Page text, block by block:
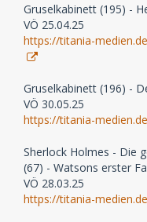
Gruselkabinett (195) -
VÖ 25.04.25
https://titania-
Gruselkabinett (196) -
VÖ 30.05.25
https://titania-
Sherlock Holmes - Die
(67) - Watsons erster
VÖ 28.03.25
https://titania-